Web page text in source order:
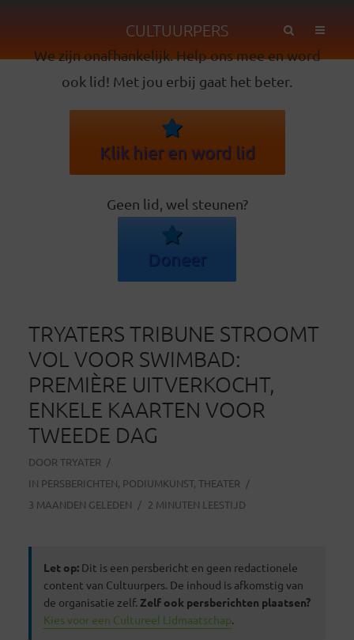
CULTUURPERS
We zijn onafhankelijk. Help ons mee en word
ook lid! Met jou erbij gaat het beter.
Klik hier en word lid
Geen lid, wel steunen?
Doneer
TRYATERS TRIBUNE STROOMT
VOL VOOR SWIMBAD:
PREMIÈRE UITVERKOCHT,
ENKELE KAARTEN VOOR
TWEEDE DAG
DOOR TRYATER
IN PERSBERICHTEN, PODIUMKUNST, THEATER
3 MAANDEN GELEDEN
2 MINUTEN LEESTIJD
Let op:Dit is een persbericht en geen redactionele
content van Cultuurpers. De inhoud is afkomstig van
de organisatie zelf. Zelf ook persberichten plaatsen?
Kies voor een Cultureel Lidmaatschap.